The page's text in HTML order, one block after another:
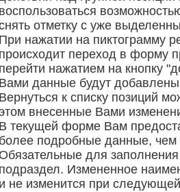
воспользоваться
отметку с уже
При нажатии на пиктограмму
происходит переход в форму
перейти нажатием на кнопку
Вами данные будут
Вернуться к списку позиций
внесенные Вами
В текущей форме Вам
более подробные данные, чем
Обязательные для
подраздел. Измененное
и не изменится при следующей